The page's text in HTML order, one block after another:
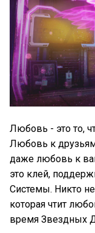
Любовь - это то,
Любовь к
даже любовь к
это клей,
Системы. Никто
которая чтит
время Звездных